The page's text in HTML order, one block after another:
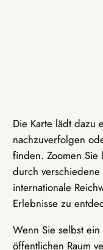
Die Karte lädt dazu
nachzuverfolgen
finden. Zoomen
durch
internationale
Erlebnisse zu
Wenn Sie selbst
öffentlichen Raum